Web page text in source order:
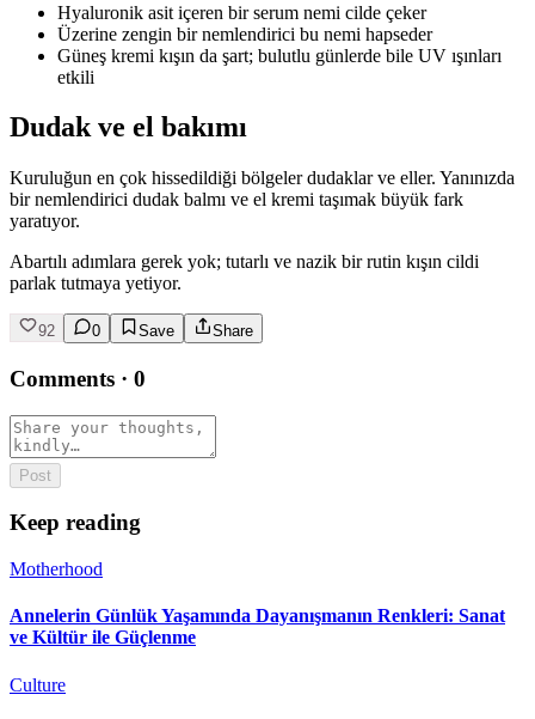
Hyaluronik asit içeren bir serum nemi cilde çeker
Üzerine zengin bir nemlendirici bu nemi hapseder
Güneş kremi kışın da şart; bulutlu günlerde bile UV ışınları
etkili
Dudak ve el bakımı
Kuruluğun en çok hissedildiği bölgeler dudaklar ve eller. Yanınızda
bir nemlendirici dudak balmı ve el kremi taşımak büyük fark
yaratıyor.
Abartılı adımlara gerek yok; tutarlı ve nazik bir rutin kışın cildi
parlak tutmaya yetiyor.
92 0 Save Share
Comments · 0
Post
Keep reading
Motherhood
Annelerin Günlük Yaşamında Dayanışmanın Renkleri: Sanat
ve Kültür ile Güçlenme
Culture